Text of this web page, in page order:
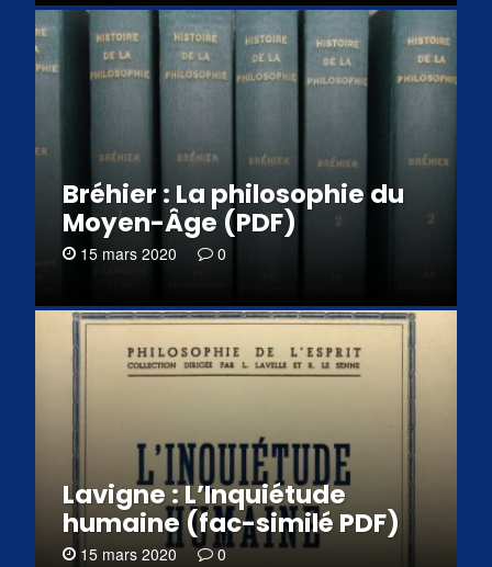
Bréhier : La philosophie du
Moyen-Âge (PDF)
15 mars 2020 0
Lavigne : L’Inquiétude
humaine (fac-similé PDF)
15 mars 2020 0